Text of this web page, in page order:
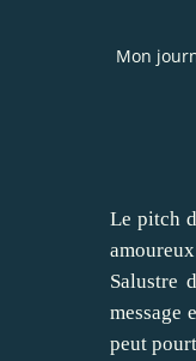
Mon
Le pitch
Salustre
message
peut